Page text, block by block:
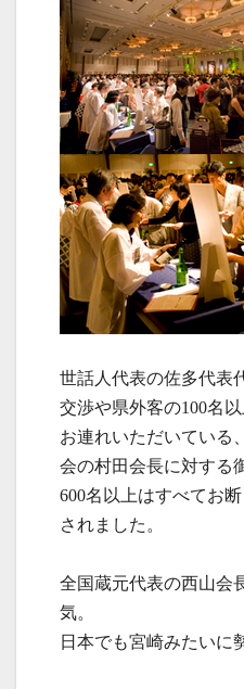
世話人代表の佐多代表
交渉や県外客の100名
お連れいただいている
会の村田会長に対する
600名以上はすべてお
されました。
全国蔵元代表の西山会
気。
日本でも宮崎みたいに